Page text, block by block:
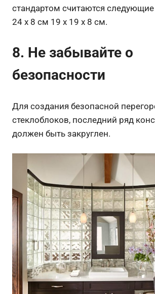
стандартом считаются
24 х 8 см 19 х 19 х 8 см.
8. Не забывайте о
безопасности
Для создания безопасной
стеклоблоков, последний ряд
должен быть закруглен.